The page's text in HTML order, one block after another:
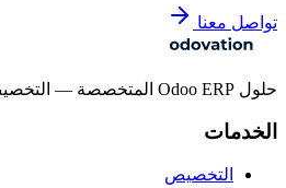
تواصل معنا
حلول Odoo ERP المتخصصة — التخصيص والتنفيذ والتكامل والدعم المستمر للشركات بجميع أحجامها.
الخدمات
التخصيص